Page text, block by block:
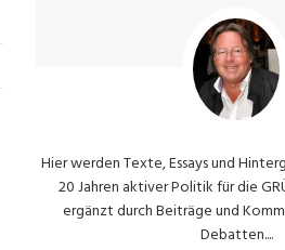
Hier werden Texte, Essays und
20 Jahren aktiver Politik für die
ergänzt durch Beiträge und
Debatten....